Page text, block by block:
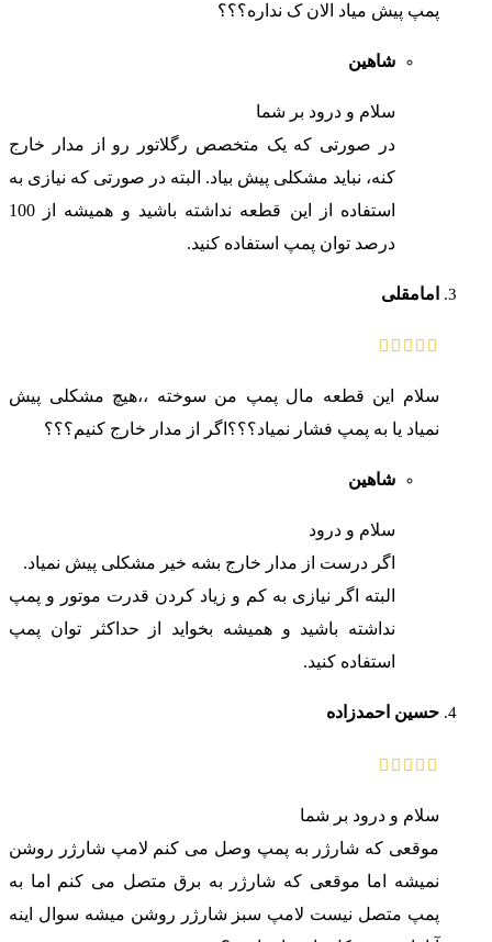
پمپ پیش میاد الان ک نداره؟؟؟
شاهین
سلام و درود بر شما
در صورتی که یک متخصص رگلاتور رو از مدار خارج
کنه، نباید مشکلی پیش بیاد. البته در صورتی که نیازی به
استفاده از این قطعه نداشته باشید و همیشه از 100
درصد توان پمپ استفاده کنید.
امامقلی
سلام این قطعه مال پمپ من سوخته ،،هیچ مشکلی پیش
نمیاد یا به پمپ فشار نمیاد؟؟؟اگر از مدار خارج کنیم؟؟؟
شاهین
سلام و درود
اگر درست از مدار خارج بشه خیر مشکلی پیش نمیاد.
البته اگر نیازی به کم و زیاد کردن قدرت موتور و پمپ
نداشته باشید و همیشه بخواید از حداکثر توان پمپ
استفاده کنید.
حسین احمدزاده
سلام و درود بر شما
موقعی که شارژر به پمپ وصل می کنم لامپ شارژر روشن
نمیشه اما موقعی که شارژر به برق متصل می کنم اما به
پمپ متصل نیست لامپ سبز شارژر روشن میشه سوال اینه